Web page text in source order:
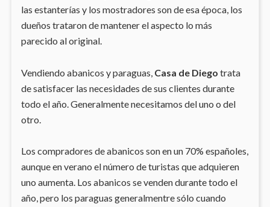
las estanterías y los mostradores son de esa época, los
dueños trataron de mantener el aspecto lo más
parecido al original.
Vendiendo abanicos y paraguas, Casa de Diego trata
de satisfacer las necesidades de sus clientes durante
todo el año. Generalmente necesitamos del uno o del
otro.
Los compradores de abanicos son en un 70% españoles,
aunque en verano el número de turistas que adquieren
uno aumenta. Los abanicos se venden durante todo el
año, pero los paraguas generalmentre sólo cuando